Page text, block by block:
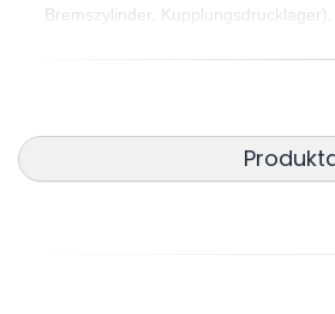
Bremszylinder,
für Wälz- und Gleitlager bei hohen
Drehrohröfen, Manipulatoren,
Drehrohröfen, Manipulatoren,